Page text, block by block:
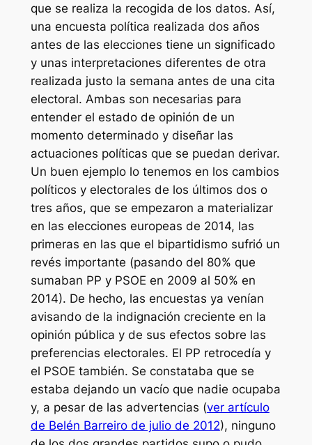
que se realiza la recogida de los datos. Así,
una encuesta política realizada dos años
antes de las elecciones tiene un significado
y unas interpretaciones diferentes de otra
realizada justo la semana antes de una cita
electoral. Ambas son necesarias para
entender el estado de opinión de un
momento determinado y diseñar las
actuaciones políticas que se puedan derivar.
Un buen ejemplo lo tenemos en los cambios
políticos y electorales de los últimos dos o
tres años, que se empezaron a materializar
en las elecciones europeas de 2014, las
primeras en las que el bipartidismo sufrió un
revés importante (pasando del 80% que
sumaban PP y PSOE en 2009 al 50% en
2014). De hecho, las encuestas ya venían
avisando de la indignación creciente en la
opinión pública y de sus efectos sobre las
preferencias electorales. El PP retrocedía y
el PSOE también. Se constataba que se
estaba dejando un vacío que nadie ocupaba
y, a pesar de las advertencias (ver artículo
de Belén Barreiro de julio de 2012), ninguno